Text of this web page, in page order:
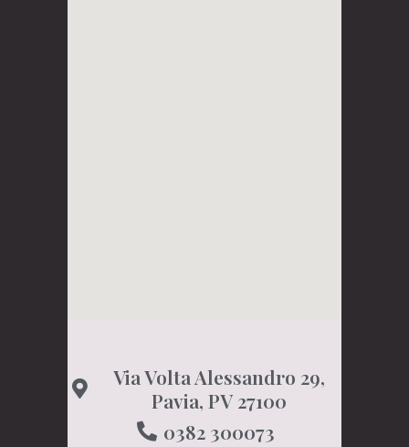
Via Volta Alessandro 29,
Pavia, PV 27100
0382 300073